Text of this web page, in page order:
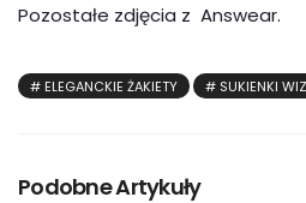
Pozostałe zdjęcia z Answear.
ELEGANCKIE ŻAKIETY SUKIENKI
Podobne Artykuły